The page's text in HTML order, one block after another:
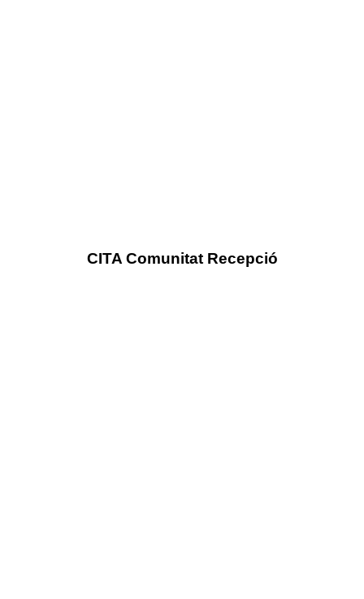
CITA Comunitat Recepció